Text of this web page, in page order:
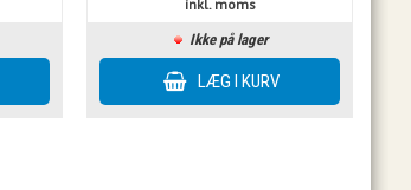
inkl. moms
Ikke på lager